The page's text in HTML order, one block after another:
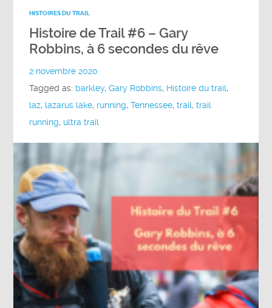
HISTOIRES DU TRAIL
Histoire de Trail #6 – Gary
Robbins, à 6 secondes du rêve
2 novembre 2020
Tagged as: barkley,Gary Robbins, Histoire du trail,
laz, lazarus lake, running,Tennessee,trail,trail
running, ultra trail